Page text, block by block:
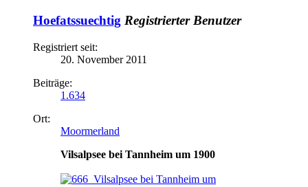
Hoefatssuechtig Registrierter Benutzer
Registriert seit:
20. November 2011
Beiträge:
1.634
Ort:
Moormerland
Vilsalpsee bei Tannheim um 1900